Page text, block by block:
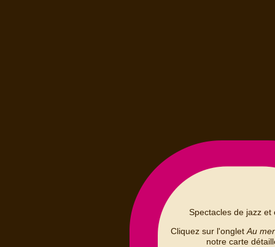
Spectacles de jazz et
Cliquez sur l'onglet Au
notre carte